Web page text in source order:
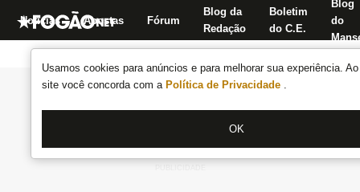
Usamos cookies para anúncios e para melhorar sua experiência.
site você concorda com a Política de Privacidade .
OK
Notícias Apostas Fórum
Blog da
Redação
Boletim
do C.E.
Blog
do